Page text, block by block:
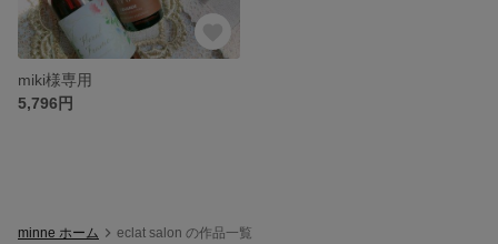
miki様専用
5,796円
minne ホーム eclat salon の作品一覧